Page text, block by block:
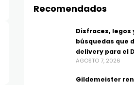
Recomendados
Disfraces, legos
búsquedas que
delivery para el
AGOSTO 7, 2026
Gildemeister